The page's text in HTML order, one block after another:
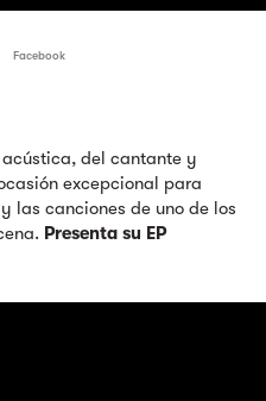
Facebook
del cantante y
excepcional para
las canciones de uno de los
Presenta su EP